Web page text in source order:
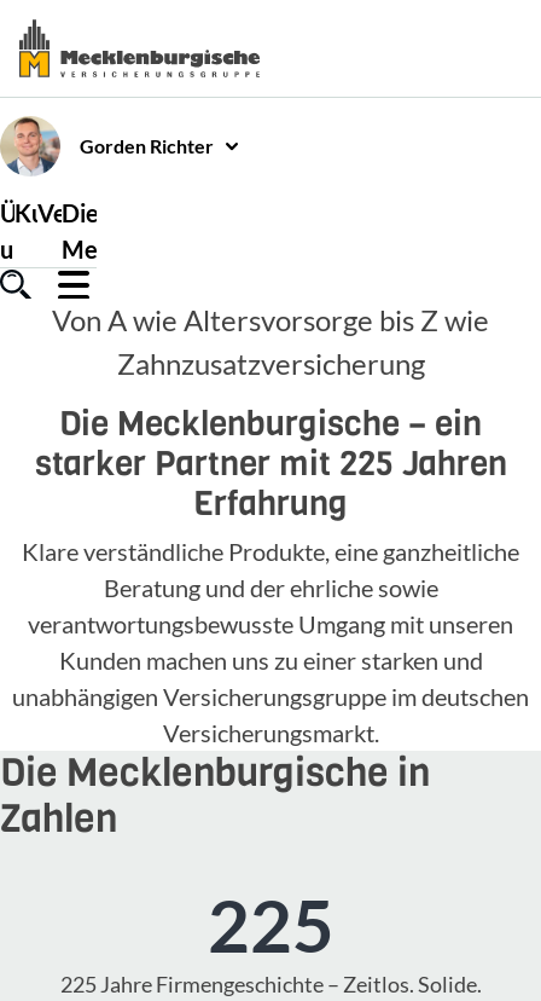
Gorden Richter
Über
uns
Kundenservice
Versicherungen
Die
Mecklenburgische
Von A wie Altersvorsorge bis Z wie
Zahnzusatzversicherung
Die Mecklenburgische – ein
starker Partner mit 225 Jahren
Erfahrung
Klare verständliche Produkte, eine ganzheitliche
Beratung und der ehrliche sowie
verantwortungsbewusste Umgang mit unseren
Kunden machen uns zu einer starken und
unabhängigen Versicherungsgruppe im deutschen
Versicherungsmarkt.
Die Mecklenburgische in
Zahlen
225
225 Jahre Firmengeschichte – Zeitlos. Solide.